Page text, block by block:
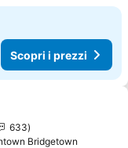
Scopri i prezzi
preferiti
633
Bridgetown